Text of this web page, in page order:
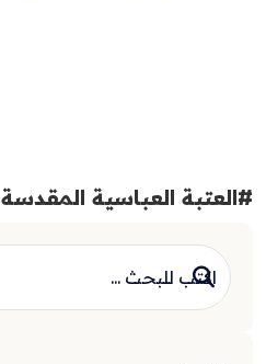
#العتبة العباسية المقدسة